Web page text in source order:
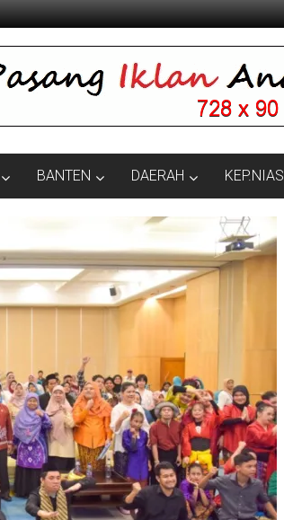
BANTEN DAERAH KEP.NIAS